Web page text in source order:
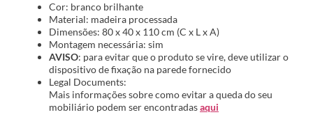
Cor: branco brilhante
Material: madeira processada
Dimensões: 80 x 40 x 110 cm (C x L x A)
Montagem necessária: sim
AVISO: para evitar que o produto se vire, deve utilizar o
dispositivo de fixação na parede fornecido
Legal Documents:
Mais informações sobre como evitar a queda do seu
mobiliário podem ser encontradasaqui